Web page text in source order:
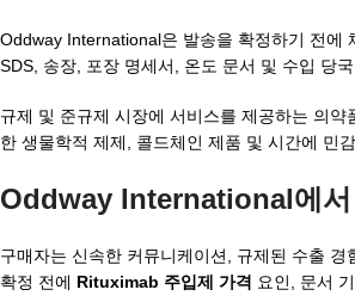
Oddway International은 발송을 확정하기 전에
SDS, 송장, 포장 명세서, 온도 문서 및 수입 당
규제 및 준규제 시장에 서비스를 제공하는 의
한 생물학적 제제, 콜드체인 제품 및 시간에 민
Oddway International에
구매자는 신속한 커뮤니케이션, 규제된 수출
확정 전에 Rituximab 주입제 가격 요인, 문서